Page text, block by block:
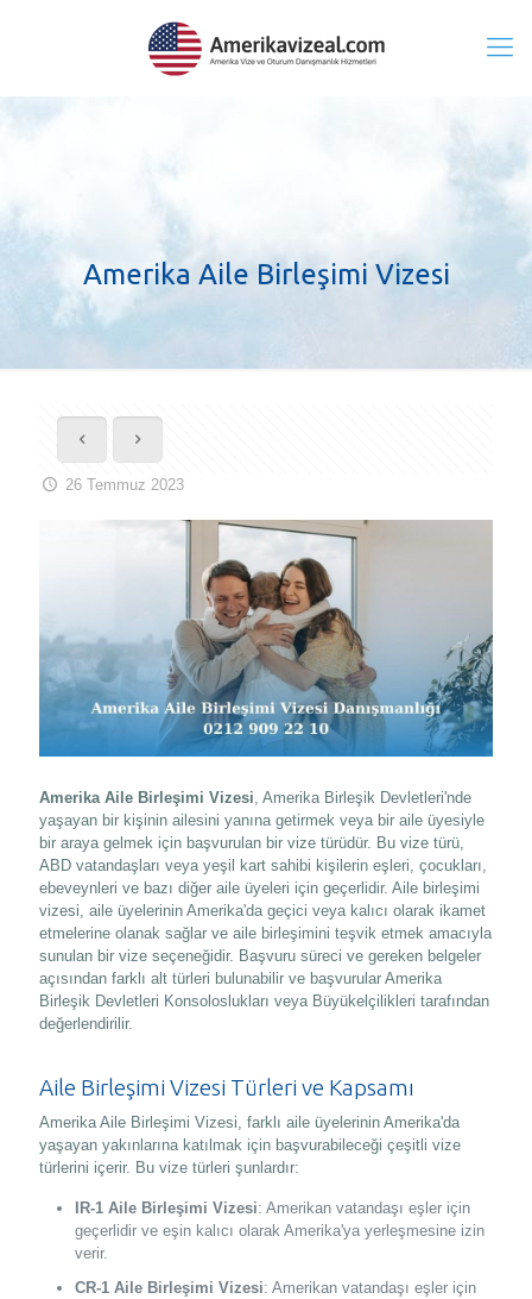
Amerika Aile Birleşimi Vizesi
26 Temmuz 2023
Amerika Aile Birleşimi Vizesi, Amerika Birleşik Devletleri'nde
yaşayan bir kişinin ailesini yanına getirmek veya bir aile üyesiyle
bir araya gelmek için başvurulan bir vize türüdür. Bu vize türü,
ABD vatandaşları veya yeşil kart sahibi kişilerin eşleri, çocukları,
ebeveynleri ve bazı diğer aile üyeleri için geçerlidir. Aile birleşimi
vizesi, aile üyelerinin Amerika'da geçici veya kalıcı olarak ikamet
etmelerine olanak sağlar ve aile birleşimini teşvik etmek amacıyla
sunulan bir vize seçeneğidir. Başvuru süreci ve gereken belgeler
açısından farklı alt türleri bulunabilir ve başvurular Amerika
Birleşik Devletleri Konsoloslukları veya Büyükelçilikleri tarafından
değerlendirilir.
Aile Birleşimi Vizesi Türleri ve Kapsamı
Amerika Aile Birleşimi Vizesi, farklı aile üyelerinin Amerika'da
yaşayan yakınlarına katılmak için başvurabileceği çeşitli vize
türlerini içerir. Bu vize türleri şunlardır:
IR-1 Aile Birleşimi Vizesi: Amerikan vatandaşı eşler için
geçerlidir ve eşin kalıcı olarak Amerika'ya yerleşmesine izin
verir.
CR-1 Aile Birleşimi Vizesi: Amerikan vatandaşı eşler için